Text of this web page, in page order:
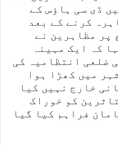
ڈی سی ہاؤس کے
کرنے کے بعد
پر مظاہرین نے
کہ ایک مہینہ
ضلعی انتظامیہ کی
میں کھڑا ہوا
خارج نہیں کیا
کو خوراک
فراہم کیا گیا